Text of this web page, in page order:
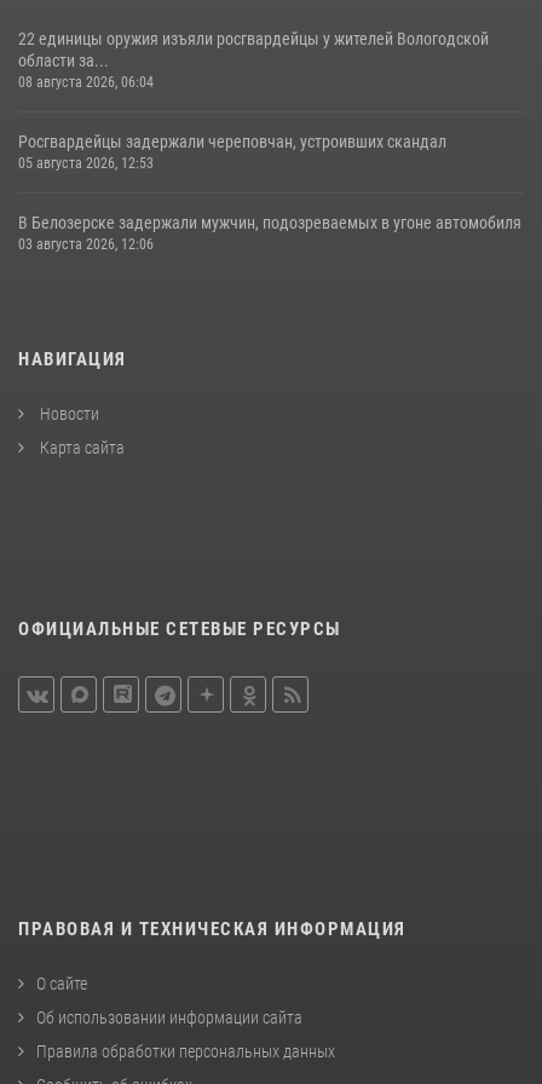
22 единицы оружия изъяли росгвардейцы у жителей Вологодской
области за...
08 августа 2026, 06:04
Росгвардейцы задержали череповчан, устроивших скандал
05 августа 2026, 12:53
В Белозерске задержали мужчин, подозреваемых в угоне автомобиля
03 августа 2026, 12:06
НАВИГАЦИЯ
Новости
Карта сайта
ОФИЦИАЛЬНЫЕ СЕТЕВЫЕ РЕСУРСЫ
ПРАВОВАЯ И ТЕХНИЧЕСКАЯ ИНФОРМАЦИЯ
О сайте
Об использовании информации сайта
Правила обработки персональных данных